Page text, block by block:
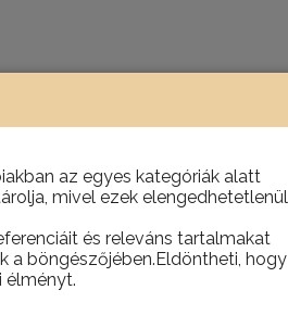
az egyes kategóriák alatt
mivel ezek elengedhetetlenül
és releváns tartalmakat
a böngészőjében.Eldöntheti, hogy
élményt.